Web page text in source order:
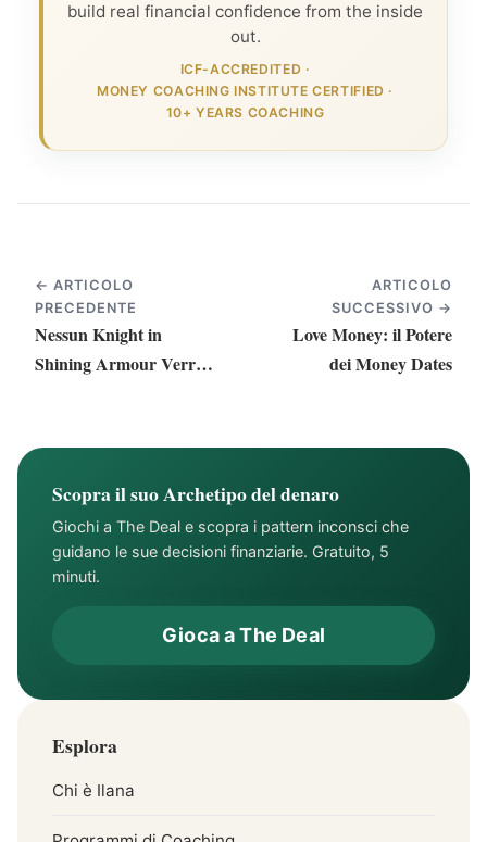
build real financial confidence from the inside
out.
ICF-ACCREDITED ·
MONEY COACHING INSTITUTE CERTIFIED ·
10+ YEARS COACHING
← ARTICOLO
PRECEDENTE
Nessun Knight in
Shining Armour Verrà a
ARTICOLO
SUCCESSIVO →
Love Money: il Potere
dei Money Dates
Scopra il suo Archetipo del denaro
Giochi a The Deal e scopra i pattern inconsci che
guidano le sue decisioni finanziarie. Gratuito, 5
minuti.
Gioca a The Deal
Esplora
Chi è Ilana